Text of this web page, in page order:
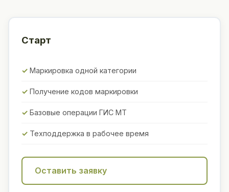
Старт
Маркировка одной категории
Получение кодов маркировки
Базовые операции ГИС МТ
Техподдержка в рабочее время
Оставить заявку